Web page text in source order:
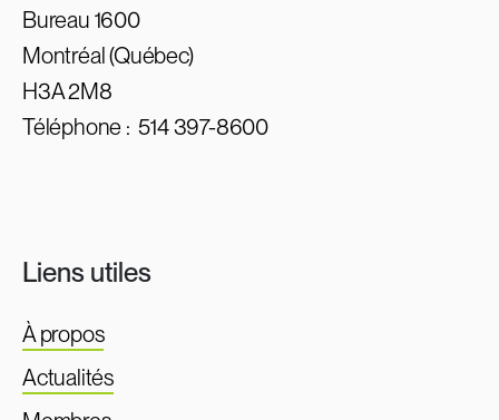
Bureau 1600
Montréal (Québec)
H3A 2M8
Téléphone :514 397-8600
Liens utiles
À propos
Actualités